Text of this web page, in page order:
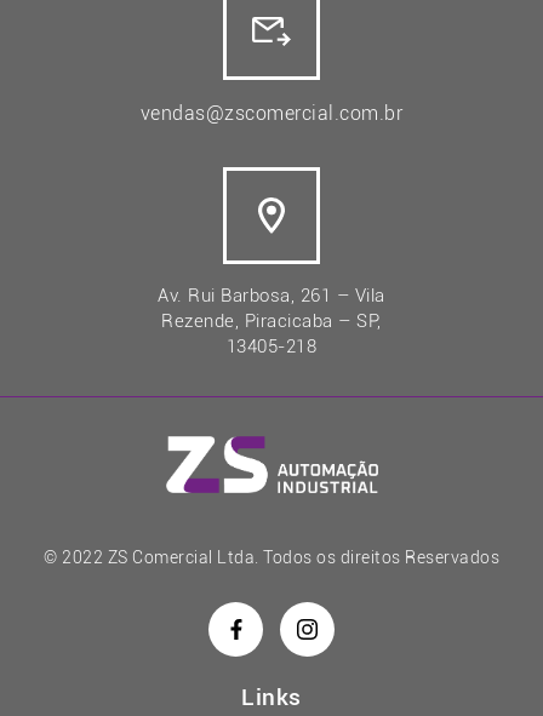
vendas@zscomercial.com.br
Av. Rui Barbosa, 261 – Vila
Rezende, Piracicaba – SP,
13405-218
© 2022 ZS Comercial Ltda. Todos os direitos Reservados
Links